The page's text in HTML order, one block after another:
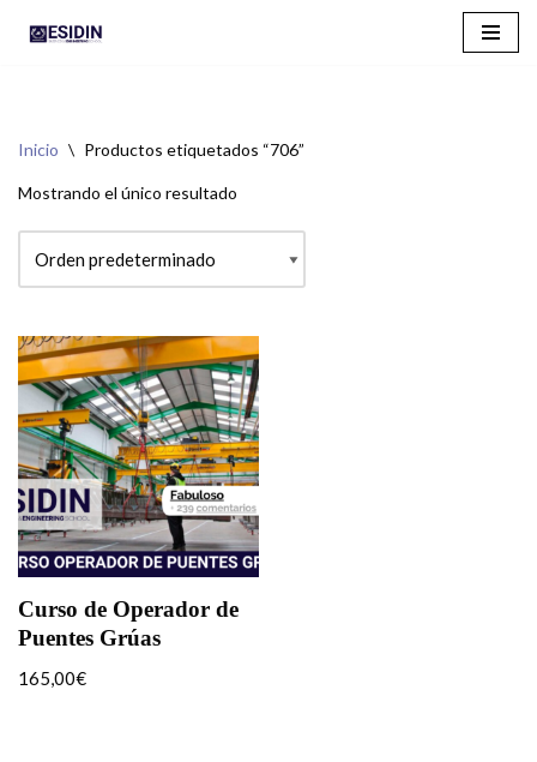
Inicio \ Productos etiquetados “706”
Mostrando el único resultado
Curso de Operador de
Puentes Grúas
165,00€